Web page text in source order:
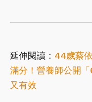
延伸閱讀： 44歲蔡
滿分！營養師公開
又有效